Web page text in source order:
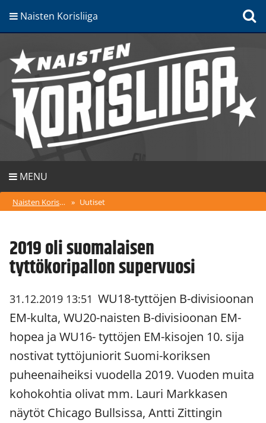
Naisten Korisliiga
MENU
Naisten Korisliiga » Uutiset
2019 oli suomalaisen
tyttökoripallon supervuosi
31.12.2019 13:51 WU18-tyttöjen B-divisioonan
EM-kulta, WU20-naisten B-divisioonan EM-
hopea ja WU16- tyttöjen EM-kisojen 10. sija
nostivat tyttöjuniorit Suomi-koriksen
puheenaiheiksi vuodella 2019. Vuoden muita
kohokohtia olivat mm. Lauri Markkasen
näytöt Chicago Bullsissa, Antti Zittingin